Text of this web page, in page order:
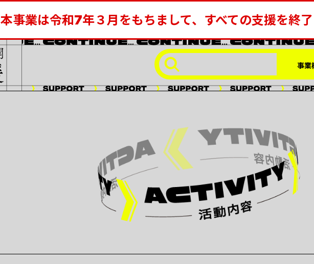
本事業は令和7年３月をもちまして、すべての支援を終
事業